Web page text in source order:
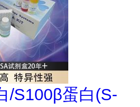
/S100β蛋白(S-